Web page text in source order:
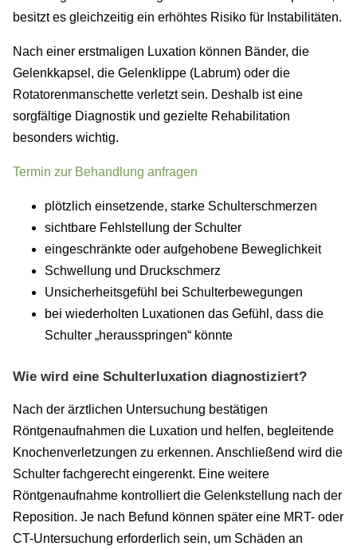
besitzt es gleichzeitig ein erhöhtes Risiko für Instabilitäten.
Nach einer erstmaligen Luxation können Bänder, die
Gelenkkapsel, die Gelenklippe (Labrum) oder die
Rotatorenmanschette verletzt sein. Deshalb ist eine
sorgfältige Diagnostik und gezielte Rehabilitation
besonders wichtig.
Termin zur Behandlung anfragen
plötzlich einsetzende, starke Schulterschmerzen
sichtbare Fehlstellung der Schulter
eingeschränkte oder aufgehobene Beweglichkeit
Schwellung und Druckschmerz
Unsicherheitsgefühl bei Schulterbewegungen
bei wiederholten Luxationen das Gefühl, dass die
Schulter „herausspringen“ könnte
Wie wird eine Schulterluxation diagnostiziert?
Nach der ärztlichen Untersuchung bestätigen
Röntgenaufnahmen die Luxation und helfen, begleitende
Knochenverletzungen zu erkennen. Anschließend wird die
Schulter fachgerecht eingerenkt. Eine weitere
Röntgenaufnahme kontrolliert die Gelenkstellung nach der
Reposition. Je nach Befund können später eine MRT- oder
CT-Untersuchung erforderlich sein, um Schäden an